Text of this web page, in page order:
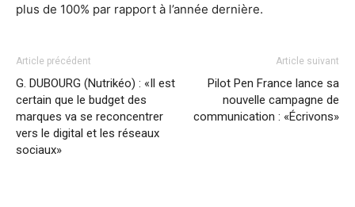
plus de 100% par rapport à l’année dernière.
Article précédent
G. DUBOURG (Nutrikéo) : «Il est
certain que le budget des
marques va se reconcentrer
vers le digital et les réseaux
sociaux»
Article suivant
Pilot Pen France lance sa
nouvelle campagne de
communication : «Écrivons»